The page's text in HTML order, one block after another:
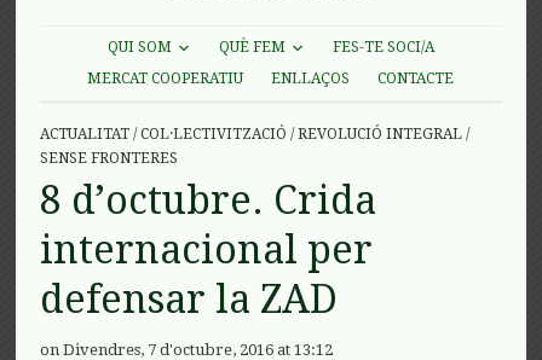
QUI SOM QUÈ FEM
FES-TE SOCI/A
MERCAT COOPERATIU
ENLLAÇOS CONTACTE
ACTUALITAT /COL·LECTIVITZACIÓ /REVOLUCIÓ INTEGRAL /
SENSE FRONTERES
8 d’octubre. Crida
internacional per
defensar la ZAD
on Divendres, 7 d'octubre, 2016 at 13:12